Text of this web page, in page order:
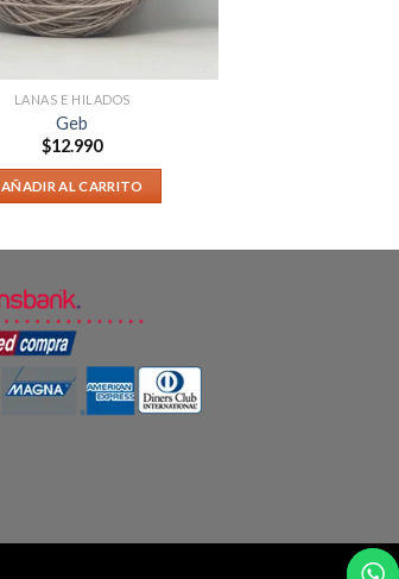
LANAS E HILADOS
Geb
$12.990
AÑADIR AL CARRITO